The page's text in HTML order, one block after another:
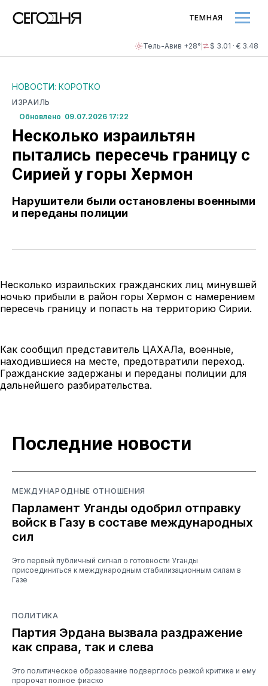
Тель-Авив +28° $ 3.01 · € 3.48
ТЕМНАЯ
НОВОСТИ: КОРОТКО
ИЗРАИЛЬ
Обновлено 09.07.2026 17:22
Несколько израильтян
пытались пересечь границу с
Сирией у горы Хермон
Нарушители были остановлены военными
и переданы полиции
Несколько израильских гражданских лиц минувшей
ночью прибыли в район горы Хермон с намерением
пересечь границу и попасть на территорию Сирии.
Как сообщил представитель ЦАХАЛа, военные,
находившиеся на месте, предотвратили переход.
Гражданские задержаны и переданы полиции для
дальнейшего разбирательства.
Последние новости
МЕЖДУНАРОДНЫЕ ОТНОШЕНИЯ
Парламент Уганды одобрил отправку
войск в Газу в составе международных
сил
Это первый публичный сигнал о готовности Уганды
присоединиться к международным стабилизационным силам в
Газе
ПОЛИТИКА
Партия Эрдана вызвала раздражение
как справа, так и слева
Это политическое образование подверглось резкой критике и ему
пророчат полное фиаско